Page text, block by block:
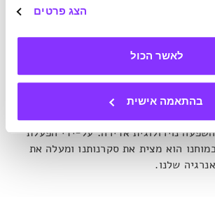
הצג פרטים
לאשר הכול
בהתאמה אישית
משורר מערב אפריקאי גולל בשיר אפי את עלילותיו
מייסד אימפריית מאלי. בעזרת פתיח
הקורא פנימה:"הקשיבו למילותיי, אתם
במשפטים ספורים המחבר מצליח לגרום לנו
משמעות אדירה שאנו לא יודעים,
יד. לאפקט הזה, שממלא אותנו במתח
נוירולוגית אדירה: על-ידי הפעלת
הוא מצית את סקרנותנו ומעלה את
שלנו.